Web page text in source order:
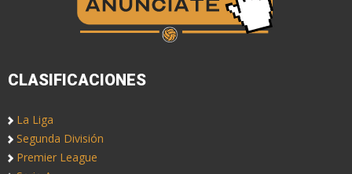
CLASIFICACIONES
La Liga
Segunda División
Premier League